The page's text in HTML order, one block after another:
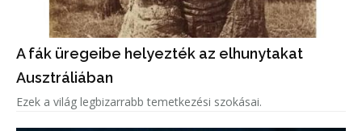
A fák üregeibe helyezték az elhunytakat
Ausztráliában
Ezek a világ legbizarrabb temetkezési szokásai.